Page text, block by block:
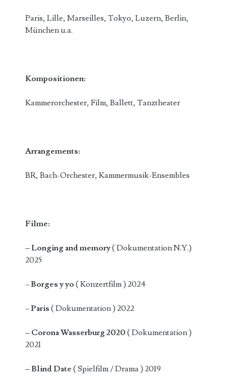
Paris, Lille, Marseilles, Tokyo, Luzern, Berlin,
München u.a.
Kompositionen:
Kammerorchester, Film, Ballett, Tanztheater
Arrangements:
BR, Bach-Orchester, Kammermusik-Ensembles
Filme:
– Longing and memory( Dokumentation N.Y.)
2025
–Borges y yo ( Konzertfilm ) 2024
–Paris ( Dokumentation ) 2022
– Corona Wasserburg 2020 ( Dokumentation )
2021
– Blind Date ( Spielfilm / Drama ) 2019